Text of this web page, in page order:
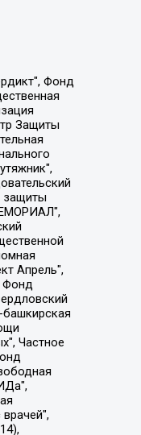
Владимирович, Пивоваров Алексей Владимирович, Соколов Михаил Владимирович, Цветкова Юлия Владимировна, Чичваркин Евгений Александрович, Комитет против пыток/Команда против пыток, Общество с ограниченной ответственностью "Первый научный", Общество с ограниченной ответственностью "Вертолет и ко", Белоцерковская Вероника Борисовна, Кац Максим Евгеньевич, Лазарева Татьяна Юрьевна, Шаведдинов Руслан Табризович, Яшин Илья Валерьевич, Общество с ограниченной ответственностью "Иноагент ААВ", Алешковский Дмитрий Петрович, Альбац Евгения Марковна, Быков Дмитрий Львович, Галямина Юлия Евгеньевна, Лойко Сергей Леонидович, Мартынов Кирилл Константинович, Медведев Сергей Александрович, Крашенинников Федор Геннадиевич, Гордеева Катерина Вл